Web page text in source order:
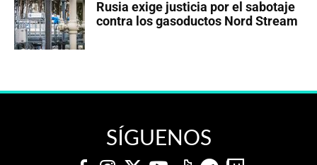
Rusia exige justicia por el sabotaje
contra los gasoductos Nord Stream
SÍGUENOS